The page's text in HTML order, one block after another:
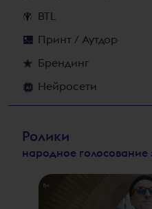
BTL
Принт / Аутдор
Брендинг
Нейросети
Ролики
народное голосование